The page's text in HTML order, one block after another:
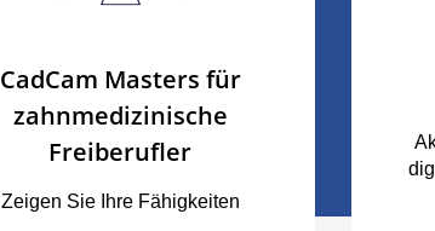
CadCam Masters für
zahnmedizinische
Freiberufler
Zeigen Sie Ihre Fähigkeiten